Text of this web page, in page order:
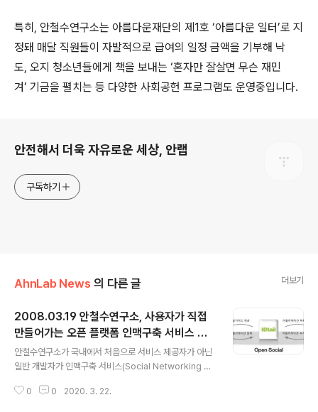
특히 , 안철수연구소는 아름다운재단의 제 1호 ‘아름다운 일터’로 지
정돼 매달 직원들이 자발적으로 급여의 일정 금액을 기부해 낙
도, 오지 청소년들에게 책을 보내는 ‘혼자만 잘살면 무슨 재민
겨’ 기금을 펼치는 등 다양한 사회공헌 프로그램도 운영중입니다.
안전해서 더욱 자유로운 세상, 안랩
구독하기
AhnLab News 의 다른 글 더보기
2008.03.19 안철수연구소, 사용자가 직접
만들어가는 오픈 플랫폼 인맥구축 서비스 개
시
안철수연구소가 국내에서 처음으로 서비스 제공자가 아닌
일반 개발자가 인맥구축 서비스(Social Networking Se
랫폼을 오픈하였습니다. 안철수연구소의 사내벤처 TFT인
0 0 2020. 3. 22.